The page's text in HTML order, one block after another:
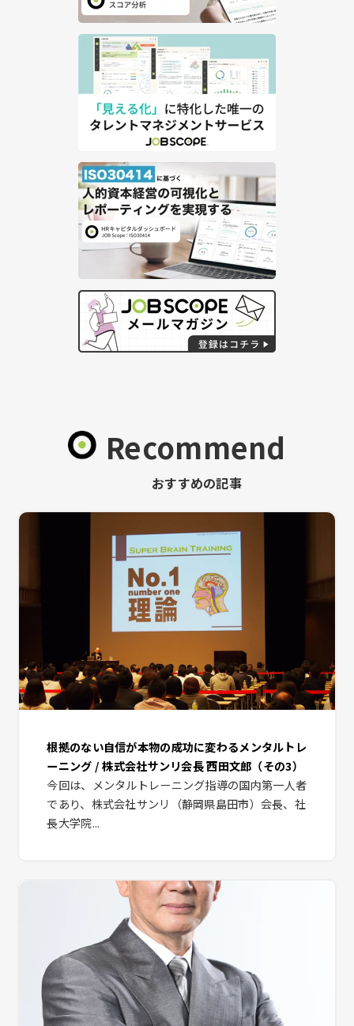
Recommend
おすすめの記事
根拠のない自信が本物の成功に変わるメンタルトレ
ーニング / 株式会社サンリ会長 西田文郎（その3）
今回は、メンタルトレーニング指導の国内第一人者
であり、株式会社サンリ（静岡県島田市）会長、社
長大学院...